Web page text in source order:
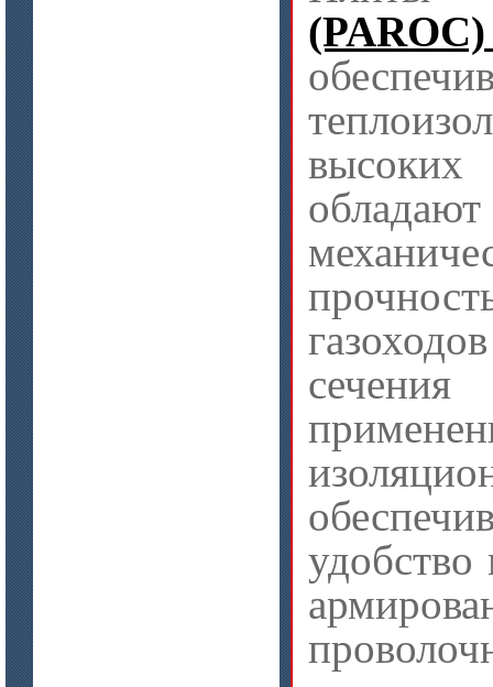
высоких